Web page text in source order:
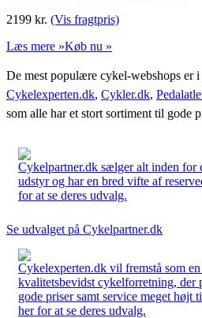
2199 kr. (Vis fragtpris)
Læs mere »Køb nu »
De mest populære cykel-webshops er
Cykelexperten.dk, Cykler.dk,
som alle har et stort sortiment til gode
Cykelpartner.dk sælger alt inden for
udstyr og har en bred vifte af
for at se deres udvalg.
Se udvalget på Cykelpartner.dk
Cykelexperten.dk vil fremstå som
kvalitetsbevidst cykelforretning, der
gode priser samt service meget højt
her for at se deres udvalg.